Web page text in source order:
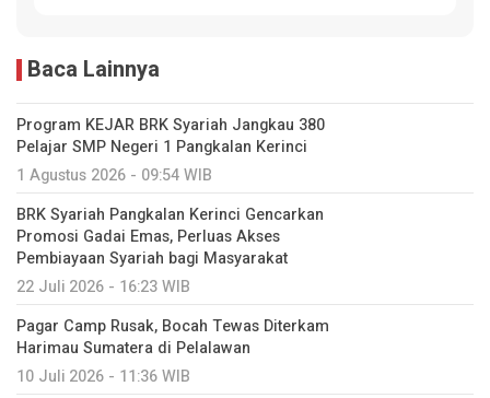
Baca Lainnya
Program KEJAR BRK Syariah Jangkau 380
Pelajar SMP Negeri 1 Pangkalan Kerinci
1 Agustus 2026 - 09:54 WIB
BRK Syariah Pangkalan Kerinci Gencarkan
Promosi Gadai Emas, Perluas Akses
Pembiayaan Syariah bagi Masyarakat
22 Juli 2026 - 16:23 WIB
Pagar Camp Rusak, Bocah Tewas Diterkam
Harimau Sumatera di Pelalawan
10 Juli 2026 - 11:36 WIB